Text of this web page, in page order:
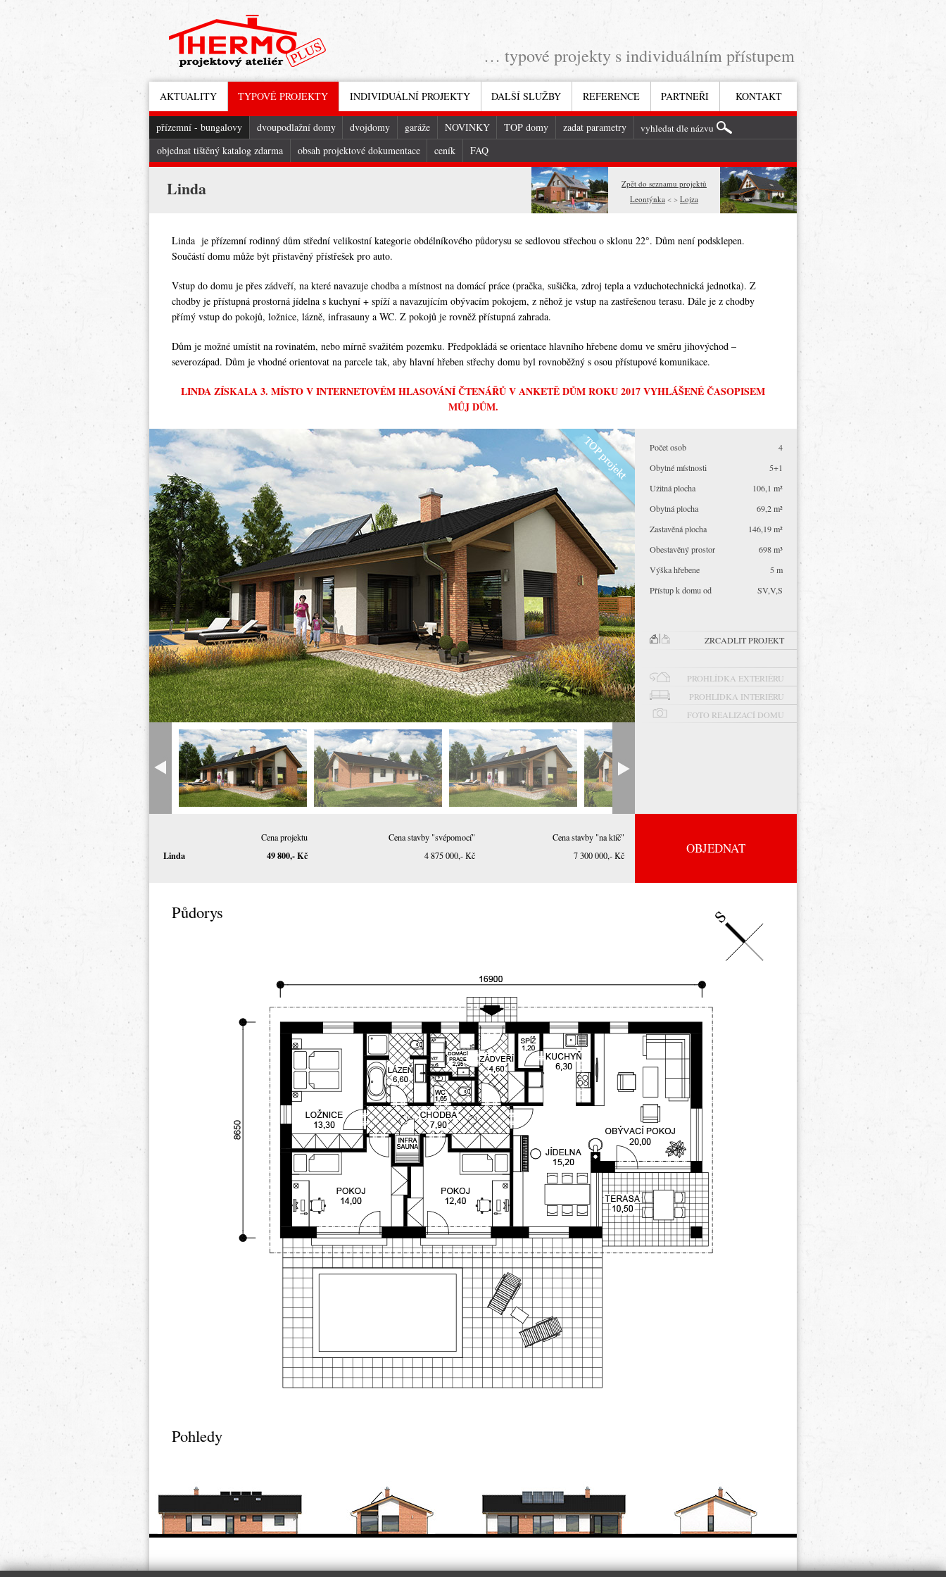
… typové projekty s individuálním přístupem
AKTUALITY TYPOVÉ PROJEKTY
přízemní - bungalovy dvoupodlažní domy dvojdomy garáže NOVINKY TOP domy
zadat parametry
objednat tištěný katalog zdarma
obsah projektové dokumentace ceník FAQ
INDIVIDUÁLNÍ PROJEKTY DALŠÍ SLUŽBY REFERENCE PARTNEŘI KONTAKT
Linda
Zpět do seznamu projektů
Leontýnka < > Lojza
Linda je přízemní rodinný dům střední velikostní kategorie obdélníkového půdorysu se sedlovou střechou o sklonu 22°. Dům není podsklepen.
Součástí domu může být přistavěný přístřešek pro auto.
Vstup do domu je přes zádveří, na které navazuje chodba a místnost na domácí práce (pračka, sušička, zdroj tepla a vzduchotechnická jednotka). Z
chodby je přístupná prostorná jídelna s kuchyní + spíží a navazujícím obývacím pokojem, z něhož je vstup na zastřešenou terasu. Dále je z chodby
přímý vstup do pokojů, ložnice, lázně, infrasauny a WC. Z pokojů je rovněž přístupná zahrada.
Dům je možné umístit na rovinatém, nebo mírně svažitém pozemku. Předpokládá se orientace hlavního hřebene domu ve směru jihovýchod –
severozápad. Dům je vhodné orientovat na parcele tak, aby hlavní hřeben střechy domu byl rovnoběžný s osou přístupové komunikace.
LINDA ZÍSKALA 3. MÍSTO V INTERNETOVÉM HLASOVÁNÍ ČTENÁŘŮ V ANKETĚ DŮM ROKU 2017 VYHLÁŠENÉ ČASOPISEM
MŮJ DŮM.
Počet osob
4
Obytné místnosti
5+1
Užitná plocha
106,1 m²
Obytná plocha
69,2 m²
Zastavěná plocha
146,19 m²
Obestavěný prostor
698 m³
Výška hřebene
5 m
Přístup k domu od
SV,V,S
ZRCADLIT PROJEKT
PROHLÍDKA EXTERIÉRU
PROHLÍDKA INTERIÉRU
FOTO REALIZACÍ DOMU
Cena projektu Cena stavby "svépomocí" Cena stavby "na klíč"
OBJEDNAT
Linda 49 800,- Kč 4 875 000,- Kč 7 300 000,- Kč
Půdorys
Pohledy